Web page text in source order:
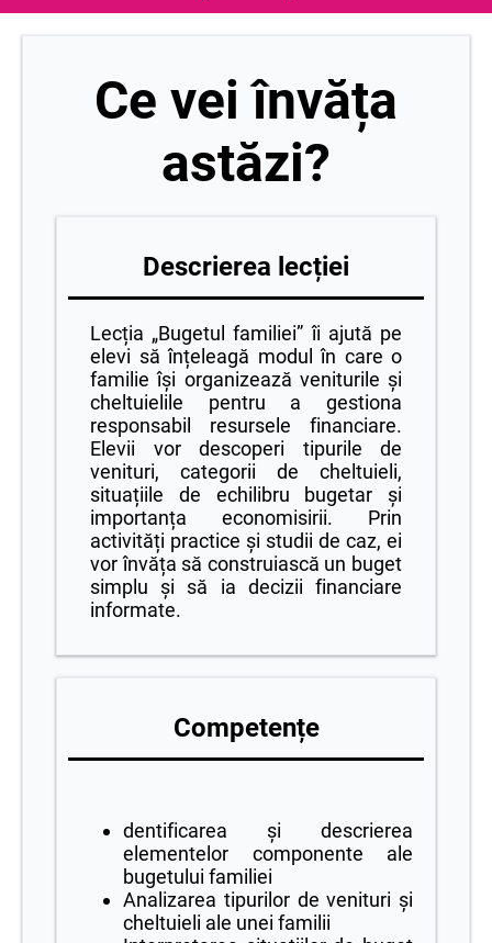
Ce vei învăța
astăzi?
Descrierea lecției
Lecția „Bugetul familiei” îi ajută pe
elevi să înțeleagă modul în care o
familie își organizează veniturile și
cheltuielile pentru a gestiona
responsabil resursele financiare.
Elevii vor descoperi tipurile de
venituri, categorii de cheltuieli,
situațiile de echilibru bugetar și
importanța economisirii. Prin
activități practice și studii de caz, ei
vor învăța să construiască un buget
simplu și să ia decizii financiare
informate.
Competențe
dentificarea și descrierea
elementelor componente ale
bugetului familiei
Analizarea tipurilor de venituri și
cheltuieli ale unei familii